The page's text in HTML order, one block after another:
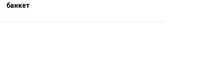
банкет